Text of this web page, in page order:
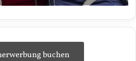
buchen